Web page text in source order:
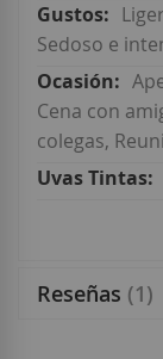
Sedoso e
Cena con
colegas,
Reseñas 1